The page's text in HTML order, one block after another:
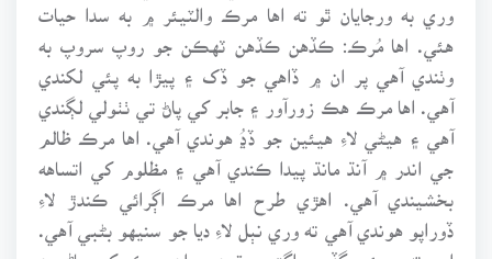
وري به ورجايان ٿو ته اها مرڪ والٽيئر ۾ به سدا حيات
هئي. اها مُرڪ: ڪڏهن ڪڏهن ٽهڪن جو روپ سروپ به
وٺندي آهي پر ان ۾ ڏاهي جو ڏک ۽ پيڙا به پئي لکندي
آهي. اها مرڪ هڪ زورآور ۽ جابر کي پاڻ تي ٺٺولي لڳندي
آهي ۽ هيڻي لاءِ هيئين جو ڏڍُ هوندي آهي. اها مرڪ ظالم
جي اندر ۾ آنڌ مانڌ پيدا ڪندي آهي ۽ مظلوم کي اتساهه
بخشيندي آهي. اهڙي طرح اها مرڪ اڳرائي ڪندڙ لاءِ
ڏوراپو هوندي آهي ته وري نٻل لاءِ ديا جو سنيهو بڻبي آهي.
اچو ته سڀئي گڏجي اڳتي وڌون ۽ ان مرڪ کي ماڻيون